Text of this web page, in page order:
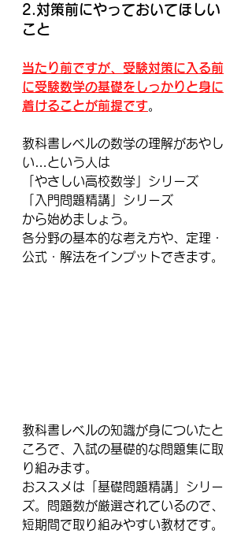
2.対策前にやっておいてほしい
こと
当たり前ですが、受験対策に入る前
に受験数学の基礎をしっかりと身に
着けることが前提です。
教科書レベルの数学の理解があやし
い…という人は
「やさしい高校数学」シリーズ
「入門問題精講」シリーズ
から始めましょう。
各分野の基本的な考え方や、定理・
公式・解法をインプットできます。
教科書レベルの知識が身についたと
ころで、入試の基礎的な問題集に取
り組みます。
おススメは「基礎問題精講」シリー
ズ。問題数が厳選されているので、
短期間で取り組みやすい教材です。